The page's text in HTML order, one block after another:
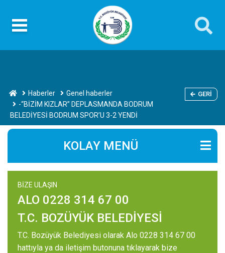
Haberler
Genel haberler
-“BİZİM KIZLAR” DEPLASMANDA BODRUM
BELEDİYESİ BODRUM SPOR’U 3-2 YENDİ
GERI
KOLAY MENÜ
BİZE ULAŞIN
ALO 0228 314 67 00
T.C. BOZÜYÜK BELEDİYESİ
T.C. Bozüyük Belediyesi olarak Alo 0228 314 67 00
hattıyla ya da iletişim butonuna tıklayarak bize